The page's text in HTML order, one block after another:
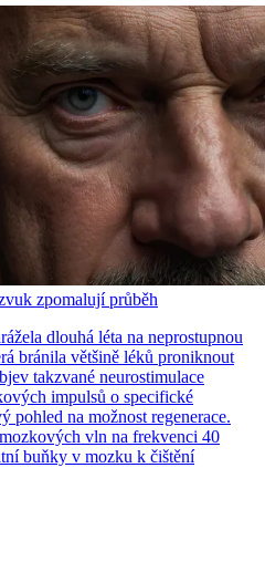
zpomalují průběh
dlouhá léta na neprostupnou
bránila většině léků proniknout
takzvané neurostimulace
impulsů o specifické
pohled na možnost regenerace.
vln na frekvenci 40
buňky v mozku k čištění